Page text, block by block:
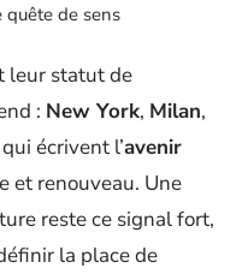
quête de sens
leur statut de
: New York, Milan,
écrivent l’avenir
et renouveau. Une
reste ce signal fort,
la place de